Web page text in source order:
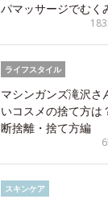
パマッサージでむく
ライフスタイル
マシンガンズ滝沢さ
いコスメの捨て方は
断捨離・捨て方編
スキンケア